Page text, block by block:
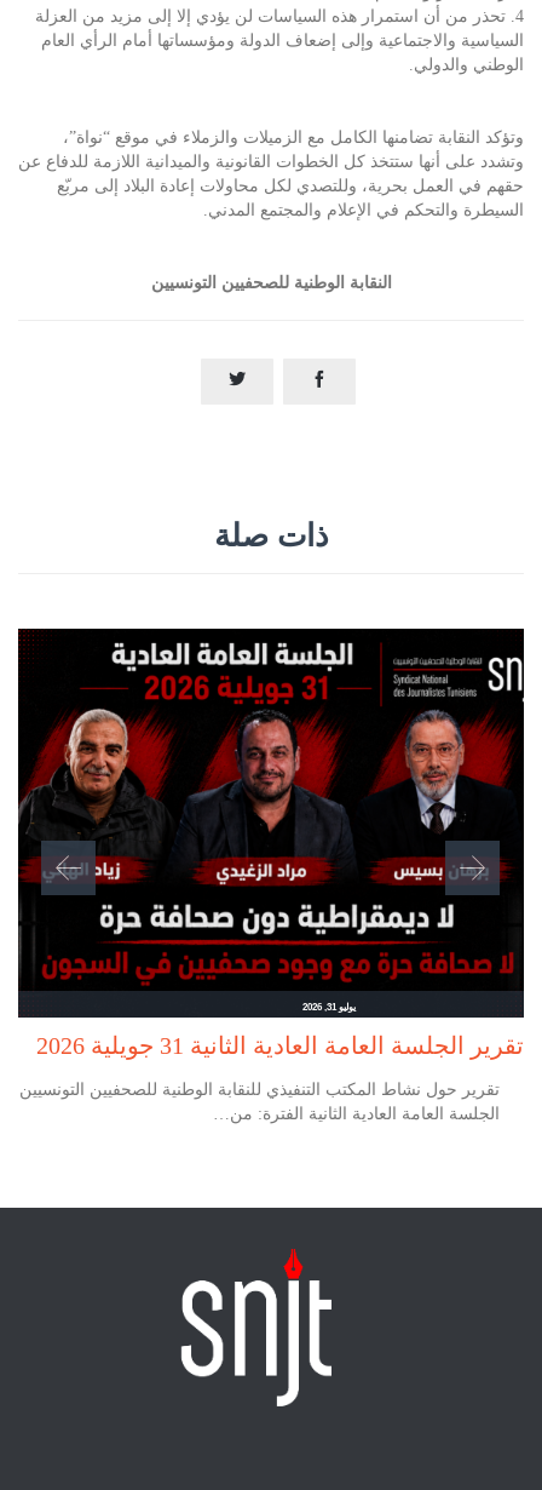
4. تحذر من أن استمرار هذه السياسات لن يؤدي إلا إلى مزيد من العزلة
السياسية والاجتماعية وإلى إضعاف الدولة ومؤسساتها أمام الرأي العام
الوطني والدولي.
وتؤكد النقابة تضامنها الكامل مع الزميلات والزملاء في موقع “نواة”،
وتشدد على أنها ستتخذ كل الخطوات القانونية والميدانية اللازمة للدفاع عن
حقهم في العمل بحرية، وللتصدي لكل محاولات إعادة البلاد إلى مربّع
السيطرة والتحكم في الإعلام والمجتمع المدني.
النقابة الوطنية للصحفيين التونسيين


ذات صلة
يوليو 31, 2026
تقرير الجلسة العامة العادية الثانية 31 جويلية 2026
تقرير حول نشاط المكتب التنفيذي للنقابة الوطنية للصحفيين التونسيين
الجلسة العامة العادية الثانية الفترة: من…